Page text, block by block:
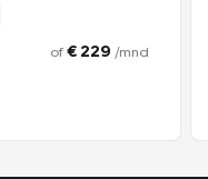
of€ 229 /mnd